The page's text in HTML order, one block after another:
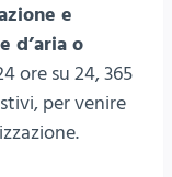
e
d’aria o
ore su 24, 365
per venire